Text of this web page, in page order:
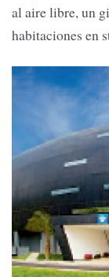
al aire libre, un
habitaciones en